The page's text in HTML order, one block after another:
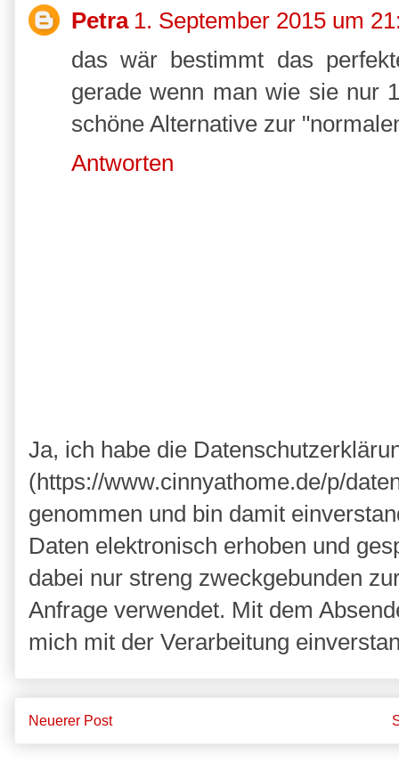
Petra 1. September 2015 um
das wär bestimmt das
gerade wenn man wie sie nur
schöne Alternative zur
Antworten
Ja, ich habe die
(https://www.cinnyathome.de/p/
genommen und bin damit
Daten elektronisch erhoben und
dabei nur streng zweckgebunden
Anfrage verwendet. Mit dem
mich mit der Verarbeitung
Neuerer Post